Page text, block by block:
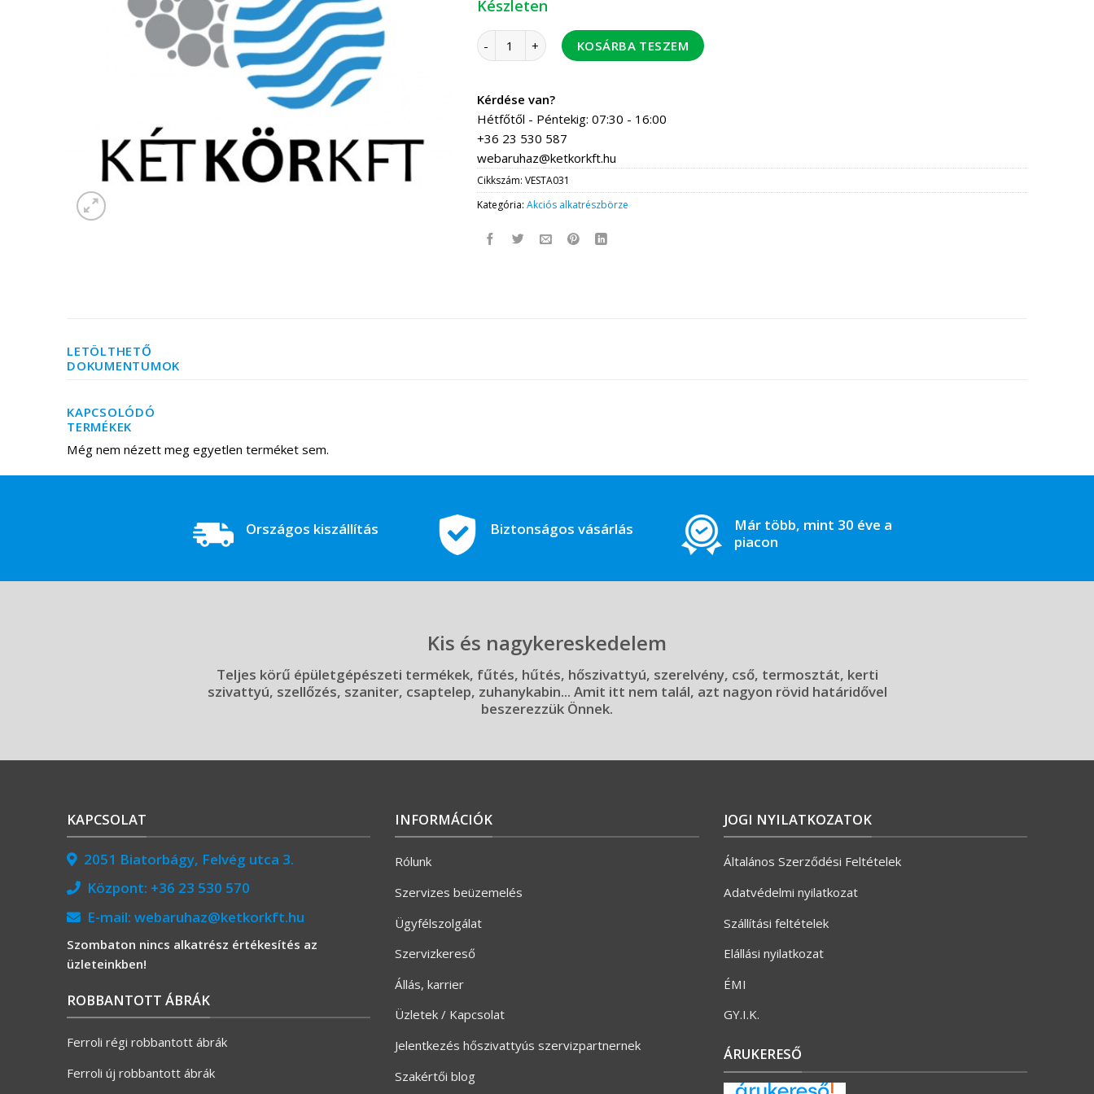
Készleten
Vesta M/D sütőgomb gázos rugós mennyiség
KOSÁRBA TESZEM
Kérdése van?
Hétfőtől - Péntekig: 07:30 - 16:00
+36 23 530 587
webaruhaz@ketkorkft.hu
Cikkszám:VESTA031
Kategória:Akciós alkatrészbörze
LETÖLTHETŐ
DOKUMENTUMOK
KAPCSOLÓDÓ
TERMÉKEK
Még nem nézett meg egyetlen terméket sem.
Országos kiszállítás Biztonságos vásárlás
Már több, mint 30 éve a
piacon
Kis és nagykereskedelem
Teljes körű épületgépészeti termékek, fűtés, hűtés, hőszivattyú, szerelvény, cső, termosztát, kerti
szivattyú, szellőzés, szaniter, csaptelep, zuhanykabin... Amit itt nem talál, azt nagyon rövid határidővel
beszerezzük Önnek.
KAPCSOLAT
2051 Biatorbágy, Felvég utca 3.
Központ: +36 23 530 570
E-mail: webaruhaz@ketkorkft.hu
Szombaton nincs alkatrész értékesítés az
üzleteinkben!
ROBBANTOTT ÁBRÁK
Ferroli régi robbantott ábrák
Ferroli új robbantott ábrák
INFORMÁCIÓK
Rólunk
Szervizes beüzemelés
Ügyfélszolgálat
Szervizkereső
Állás, karrier
Üzletek / Kapcsolat
Jelentkezés hőszivattyús szervizpartnernek
Szakértői blog
JOGI NYILATKOZATOK
Általános Szerződési Feltételek
Adatvédelmi nyilatkozat
Szállítási feltételek
Elállási nyilatkozat
ÉMI
GY.I.K.
ÁRUKERESŐ